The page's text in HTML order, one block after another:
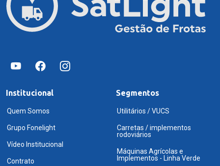
Institucional
Quem Somos
Grupo Fonelight
Vídeo Institucional
Contrato
Segmentos
Utilitários / VUCS
Carretas / implementos
rodoviários
Máquinas Agrícolas e
Implementos - Linha Verde